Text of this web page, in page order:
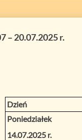
– 20.07.2025 r.
Dzień
Poniedziałek
14.07.2025 r.